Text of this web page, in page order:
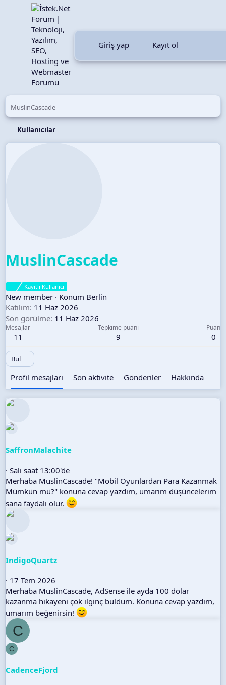
Giriş yap Kayıt ol
MuslinCascade
Kullanıcılar
MuslinCascade
Kayıtlı Kullanıcı
New member · Konum Berlin
Katılım 11 Haz 2026
Son görülme 11 Haz 2026
Mesajlar
11
Tepkime puanı
9
Puan
0
Bul
Profil mesajları Son aktivite Gönderiler Hakkında
SaffronMalachite
Salı saat 13:00'de
Merhaba MuslinCascade! "Mobil Oyunlardan Para Kazanmak
Mümkün mü?" konuna cevap yazdım, umarım düşüncelerim
sana faydalı olur.
IndigoQuartz
17 Tem 2026
Merhaba MuslinCascade, AdSense ile ayda 100 dolar
kazanma hikayeni çok ilginç buldum. Konuna cevap yazdım,
umarım beğenirsin!
C
C
CadenceFjord